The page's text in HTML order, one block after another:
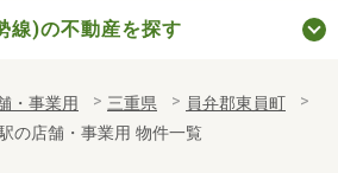
線)の不動産を探す
・事業用 三重県
員弁郡東員町
の店舗・事業用 物件一覧